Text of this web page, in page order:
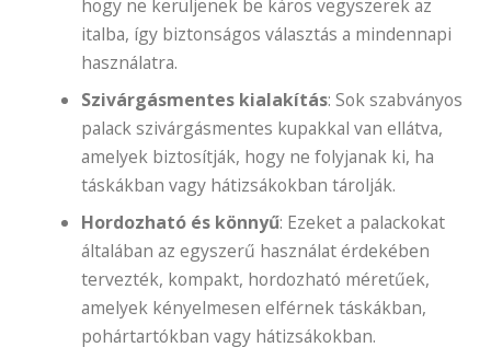
hogy ne kerüljenek be káros vegyszerek az
italba, így biztonságos választás a mindennapi
használatra.
Szivárgásmentes kialakítás: Sok szabványos
palack szivárgásmentes kupakkal van ellátva,
amelyek biztosítják, hogy ne folyjanak ki, ha
táskákban vagy hátizsákokban tárolják.
Hordozható és könnyű: Ezeket a palackokat
általában az egyszerű használat érdekében
tervezték, kompakt, hordozható méretűek,
amelyek kényelmesen elférnek táskákban,
pohártartókban vagy hátizsákokban.